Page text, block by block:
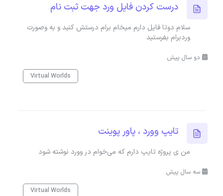
درست کردن فایل ورد جهت ثبت نام
سلام دوتا فایل دارم میخام برام درستش کنید و به وصورت
وردبرام بفرستید
دو سال پیش
Virtual Worlds
تایپ وورد ، پاور پوینت
من ی پروژه تایپ دارم که می‌خوام در وورد نوشته شود
سه سال پیش
Virtual Worlds